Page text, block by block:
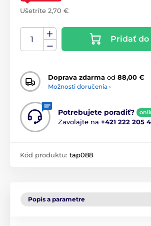
Ušetríte 2,70 €
Pridať do
Doprava zdarma od 88,00 €
Možnosti doručenia ›
Potrebujete poradiť?
Zavolajte na +421 222 205
Kód produktu: tap088
Popis a parametre